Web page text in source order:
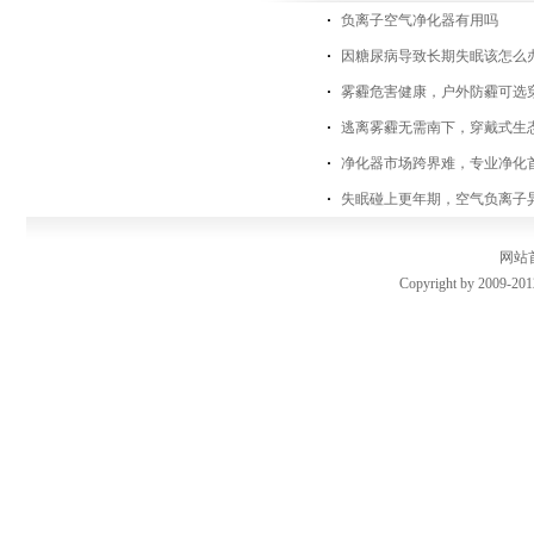
负离子空气净化器有用吗
因糖尿病导致长期失眠该怎么
雾霾危害健康，户外防霾可选
逃离雾霾无需南下，穿戴式生
净化器市场跨界难，专业净化
失眠碰上更年期，空气负离子
网站
Copyright by 2009-